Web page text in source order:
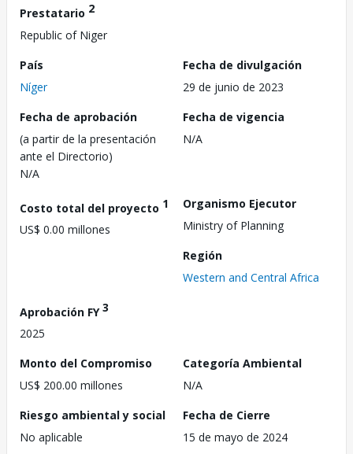
Prestatario 2
Republic of Niger
País
Níger
Fecha de divulgación
29 de junio de 2023
Fecha de aprobación
(a partir de la presentación
ante el Directorio)
N/A
Fecha de vigencia
N/A
Costo total del proyecto 1
US$ 0.00 millones
Organismo Ejecutor
Ministry of Planning
Región
Western and Central Africa
Aprobación FY3
2025
Monto del Compromiso
US$ 200.00 millones
Categoría Ambiental
N/A
Riesgo ambiental y social
No aplicable
Fecha de Cierre
15 de mayo de 2024